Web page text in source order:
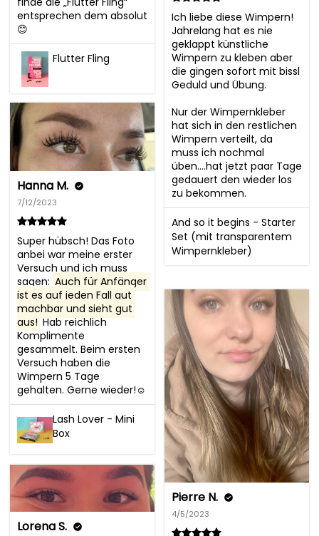
entsprechen dem absolut
😊
Flutter Fling
Ich liebe diese Wimpern!
Jahrelang hat es nie
geklappt künstliche
Wimpern zu kleben aber
die gingen sofort mit bissl
Geduld und Übung.
Nur der Wimpernkleber
hat sich in den restlichen
Wimpern verteilt, da
muss ich nochmal
üben….hat jetzt paar Tage
gedauert den wieder los
zu bekommen.
And so it begins - Starter
Set (mit transparentem
Wimpernkleber)
Hanna M.
7/12/2023
Super hübsch! Das Foto
anbei war meine erster
Versuch und ich muss
sagen: Auch für Anfänger
ist es auf jeden Fall gut
machbar und sieht gut
aus! Hab reichlich
Komplimente
gesammelt. Beim ersten
Versuch haben die
Wimpern 5 Tage
gehalten. Gerne wieder!☺️
Lash Lover - Mini
Box
Pierre N.
4/5/2023
Lorena S.